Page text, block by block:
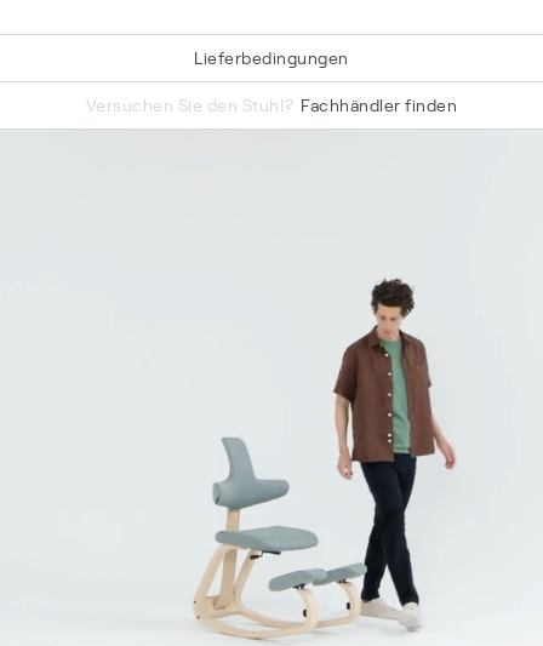
Lieferbedingungen
Versuchen Sie den Stuhl? Fachhändler finden
Re-Wool 868